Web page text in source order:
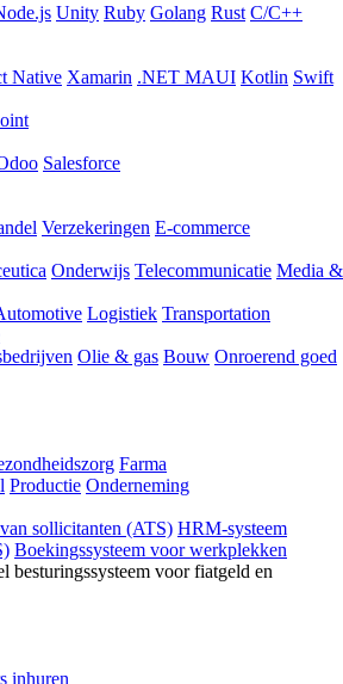
Unity Ruby Golang Rust C/C++
Native Xamarin .NET MAUI Kotlin Swift
Salesforce
Verzekeringen E-commerce
Onderwijs Telecommunicatie Media &
Logistiek Transportation
Olie & gas Bouw Onroerend goed
Farma
Productie Onderneming
sollicitanten (ATS) HRM-systeem
Boekingssysteem voor werkplekken
besturingssysteem voor fiatgeld en
inhuren